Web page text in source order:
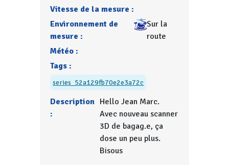
Vitesse de la mesure :
Environnement de
mesure :
Sur la
route
Météo :
Tags :
series_52a129fb70e2e3a72c
Description
:
Hello Jean Marc.
Avec nouveau scanner
3D de bagag.e, ça
dose un peu plus.
Bisous